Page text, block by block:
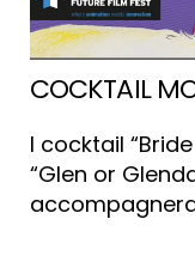
COCKTAIL
I cocktail
“Glen or